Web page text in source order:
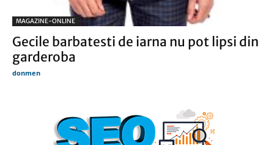
MAGAZINE-ONLINE
Gecile barbatesti de iarna nu pot lipsi din
garderoba
donmen